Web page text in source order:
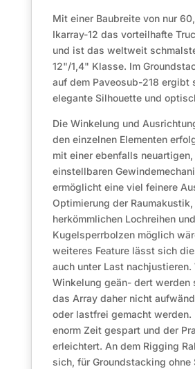
Mit einer Baubreite von nur
Ikarray-12 das vorteilhafte
und ist das weltweit
12"/1,4" Klasse. Im
auf dem Paveosub-218 ergibt
elegante Silhouette und
Die Winkelung und
den einzelnen Elementen
mit einer ebenfalls
einstellbaren
ermöglicht eine viel feinere
Optimierung der
herkömmlichen Lochreihen und
Kugelsperrbolzen möglich
weiteres Feature lässt sich
auch unter Last nachjustieren.
Winkelung geän- dert werden
das Array daher nicht
oder lastfrei gemacht werden.
enorm Zeit gespart und der
erleichtert. An dem Rigging
sich, für Groundstacking ohne